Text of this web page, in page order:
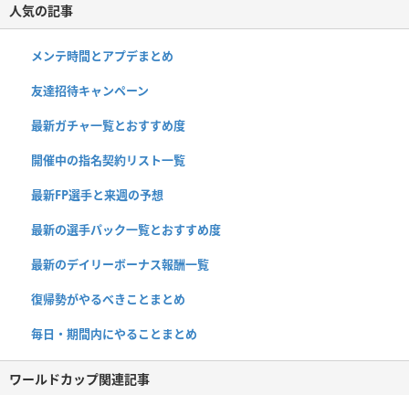
人気の記事
メンテ時間とアプデまとめ
友達招待キャンペーン
最新ガチャ一覧とおすすめ度
開催中の指名契約リスト一覧
最新FP選手と来週の予想
最新の選手パック一覧とおすすめ度
最新のデイリーボーナス報酬一覧
復帰勢がやるべきことまとめ
毎日・期間内にやることまとめ
ワールドカップ関連記事